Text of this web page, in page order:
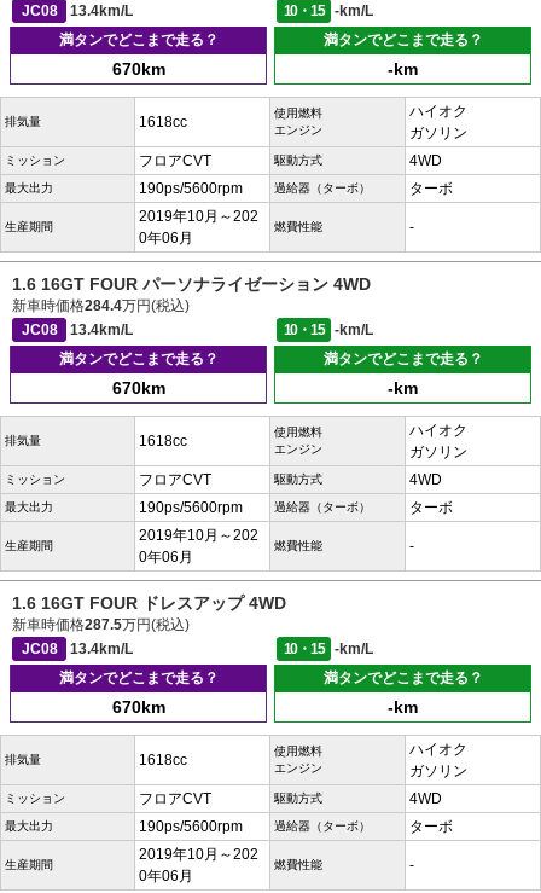
JC08
13.4km/L 10・15
-km/L
満タンでどこまで走る？
670km
満タンでどこまで走る？
-km
排気量 1618cc
使用燃料
エンジン
ハイオク
ガソリン
ミッション フロアCVT 駆動方式 4WD
最大出力 190ps/5600rpm 過給器（ターボ） ターボ
生産期間
2019年10月～202
0年06月
燃費性能 -
1.6 16GT FOUR パーソナライゼーション 4WD
新車時価格284.4万円(税込)
JC08
13.4km/L 10・15
-km/L
満タンでどこまで走る？
670km
満タンでどこまで走る？
-km
排気量 1618cc
使用燃料
エンジン
ハイオク
ガソリン
ミッション フロアCVT 駆動方式 4WD
最大出力 190ps/5600rpm 過給器（ターボ） ターボ
生産期間
2019年10月～202
0年06月
燃費性能 -
1.6 16GT FOUR ドレスアップ 4WD
新車時価格287.5万円(税込)
JC08
13.4km/L 10・15
-km/L
満タンでどこまで走る？
670km
満タンでどこまで走る？
-km
排気量 1618cc
使用燃料
エンジン
ハイオク
ガソリン
ミッション フロアCVT 駆動方式 4WD
最大出力 190ps/5600rpm 過給器（ターボ） ターボ
生産期間
2019年10月～202
0年06月
燃費性能 -